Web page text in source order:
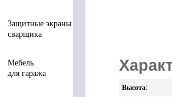
Защитные экраны
сварщика
Мебель
для гаража
Высота: